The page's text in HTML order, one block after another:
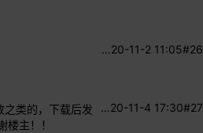
#26
20-11-2 11:05
…
#27
20-11-4 17:30
…
之类的，下载后发
主！！